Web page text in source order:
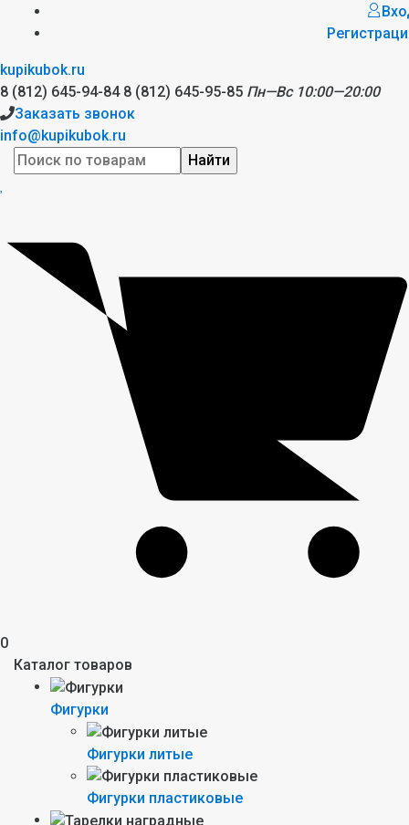
kupikubok.ru
8 (812) 645-94-84 8 (812) 645-95-85 Пн—Вс 10:00—20:00
Заказать звонок
info@kupikubok.ru
Найти
0
Каталог товаров
Фигурки
Фигурки литые
Фигурки пластиковые